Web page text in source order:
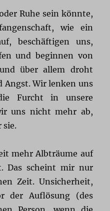
Ruhe sein könnte,
wie ein
beschäftigen uns,
und beginnen von
über allem droht
Angst. Wir lenken uns
Furcht in unsere
uns nicht mehr ab,
sie.
mehr Albträume auf
Das scheint mir nur
Zeit. Unsicherheit,
der Auflösung (des